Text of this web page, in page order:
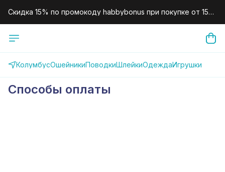
Скидка 15% по промокоду habbybonus при покупке от 15
000 рублей.
Скидка 10% по промокоду habby10 для новых клиентов на
первый заказ.
КолумбусОшейникиПоводкиШлейкиОдеждаИгрушки
Способы оплаты